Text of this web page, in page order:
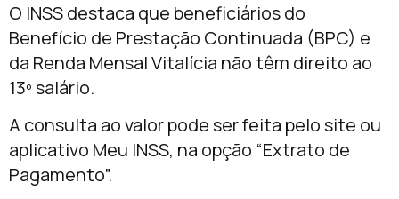
O INSS destaca que beneficiários do
Benefício de Prestação Continuada (BPC) e
da Renda Mensal Vitalícia não têm direito ao
13º salário.
A consulta ao valor pode ser feita pelo site ou
aplicativo Meu INSS, na opção “Extrato de
Pagamento”.